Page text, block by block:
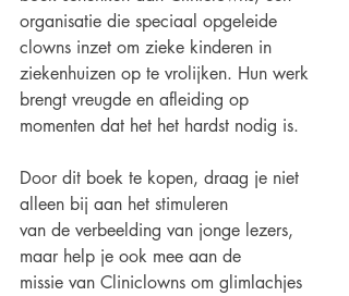
organisatie die speciaal opgeleide
clowns inzet om zieke kinderen in
ziekenhuizen op te vrolijken. Hun werk
brengt vreugde en afleiding op
momenten dat het het hardst nodig is.
Door dit boek te kopen, draag je niet
alleen bij aan het stimuleren
van de verbeelding van jonge lezers,
maar help je ook mee aan de
missie van Cliniclowns om glimlachjes